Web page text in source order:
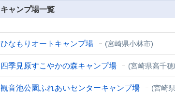
キャンプ場一覧
ひなもりオートキャンプ場 (宮崎県小林市)
四季見原すこやかの森キャンプ場 (宮崎県高千
観音池公園ふれあいセンターキャンプ場 (宮崎